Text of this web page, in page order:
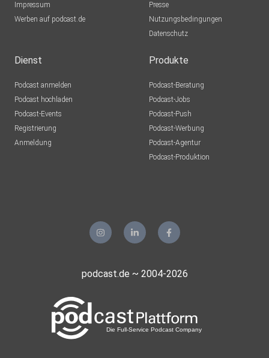
Impressum
Werben auf podcast.de
Presse
Nutzungsbedingungen
Datenschutz
Dienst
Podcast anmelden
Podcast hochladen
Podcast-Events
Registrierung
Anmeldung
Produkte
Podcast-Beratung
Podcast-Jobs
Podcast-Push
Podcast-Werbung
Podcast-Agentur
Podcast-Produktion
podcast.de ~ 2004-2026